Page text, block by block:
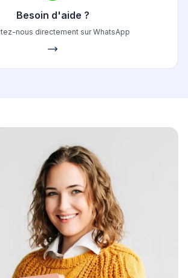
Besoin d'aide ?
nous directement sur WhatsApp